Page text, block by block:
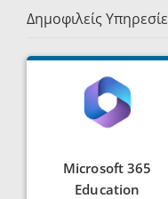
Δημοφιλείς
Microsoft 365
Education